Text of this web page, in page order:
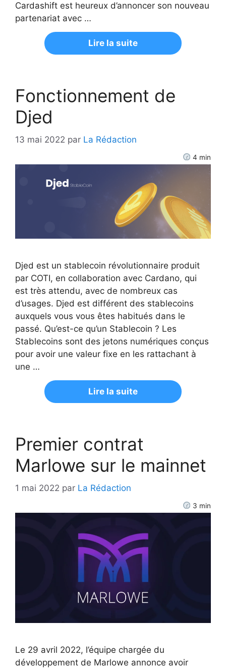
Cardashift est heureux d’annoncer son nouveau
partenariat avec …
Lire la suite
Fonctionnement de
Djed
13 mai 2022 par La Rédaction
4 min
Djed est un stablecoin révolutionnaire produit
par COTI, en collaboration avec Cardano, qui
est très attendu, avec de nombreux cas
d’usages. Djed est différent des stablecoins
auxquels vous vous êtes habitués dans le
passé. Qu’est-ce qu’un Stablecoin ? Les
Stablecoins sont des jetons numériques conçus
pour avoir une valeur fixe en les rattachant à
une …
Lire la suite
Premier contrat
Marlowe sur le mainnet
1 mai 2022 par La Rédaction
3 min
Le 29 avril 2022, l’équipe chargée du
développement de Marlowe annonce avoir